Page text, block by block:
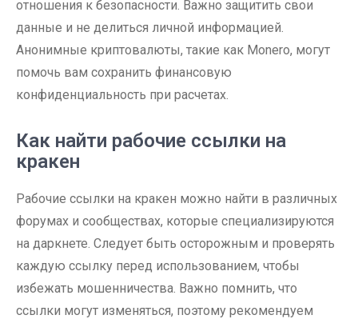
отношения к безопасности. Важно защитить свои
данные и не делиться личной информацией.
Анонимные криптовалюты, такие как Monero, могут
помочь вам сохранить финансовую
конфиденциальность при расчетах.
Как найти рабочие ссылки на
кракен
Рабочие ссылки на кракен можно найти в различных
форумах и сообществах, которые специализируются
на даркнете. Следует быть осторожным и проверять
каждую ссылку перед использованием, чтобы
избежать мошенничества. Важно помнить, что
ссылки могут изменяться, поэтому рекомендуем